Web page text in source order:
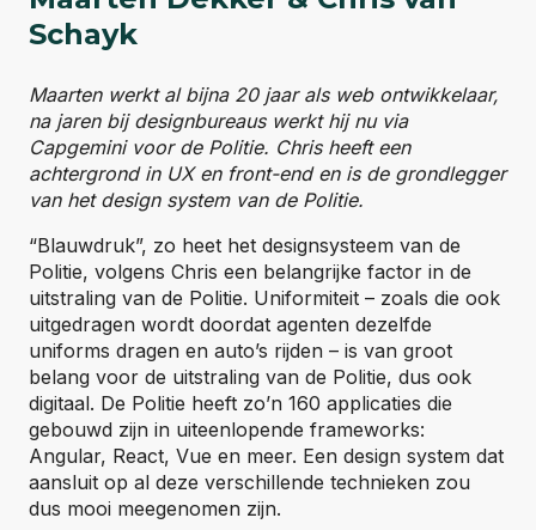
Schayk
Maarten werkt al bijna 20 jaar als web ontwikkelaar,
na jaren bij designbureaus werkt hij nu via
Capgemini voor de Politie. Chris heeft een
achtergrond in UX en front-end en is de grondlegger
van het design system van de Politie.
“Blauwdruk”, zo heet het designsysteem van de
Politie, volgens Chris een belangrijke factor in de
uitstraling van de Politie. Uniformiteit – zoals die ook
uitgedragen wordt doordat agenten dezelfde
uniforms dragen en auto’s rijden – is van groot
belang voor de uitstraling van de Politie, dus ook
digitaal. De Politie heeft zo’n 160 applicaties die
gebouwd zijn in uiteenlopende frameworks:
Angular, React, Vue en meer. Een design system dat
aansluit op al deze verschillende technieken zou
dus mooi meegenomen zijn.